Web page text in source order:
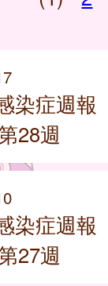
染症週報
28週
染症週報
27週